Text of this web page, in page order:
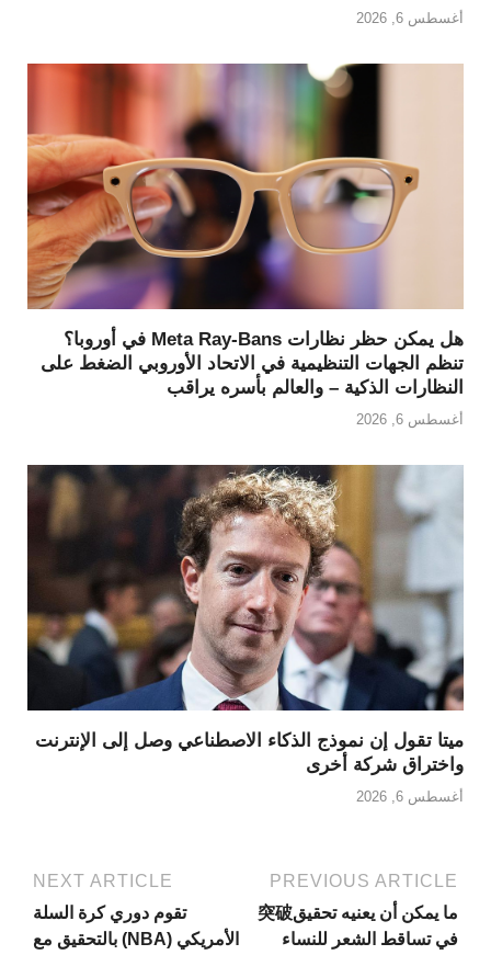
أغسطس 6, 2026
هل يمكن حظر نظارات Meta Ray-Bans في أوروبا؟
تنظم الجهات التنظيمية في الاتحاد الأوروبي الضغط على
النظارات الذكية – والعالم بأسره يراقب
أغسطس 6, 2026
ميتا تقول إن نموذج الذكاء الاصطناعي وصل إلى الإنترنت
واختراق شركة أخرى
أغسطس 6, 2026
PREVIOUS ARTICLE
ما يمكن أن يعنيه تحقيق突破
في تساقط الشعر للنساء
NEXT ARTICLE
تقوم دوري كرة السلة
الأمريكي (NBA) بالتحقيق مع